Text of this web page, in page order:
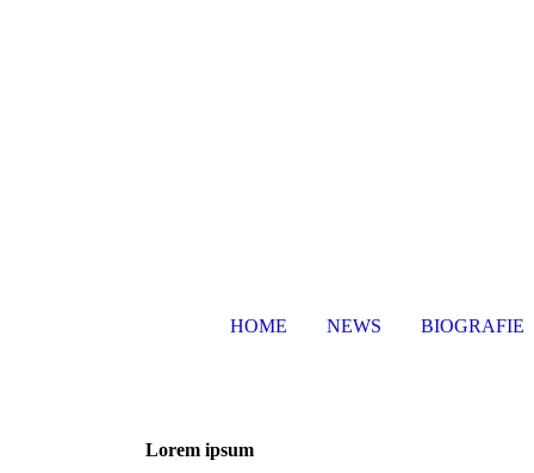
HOME NEWS BIOGRAFIE
Lorem ipsum